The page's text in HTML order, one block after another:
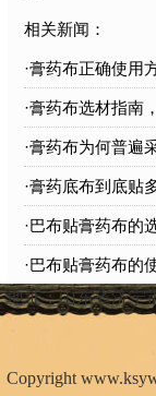
相关新闻：
·膏药布正确使用
·膏药布选材指南
关键
·膏药布为何普遍
·膏药底布到底贴
·巴布贴膏药布的
·巴布贴膏药布的
地址：山东省济宁
Copyright